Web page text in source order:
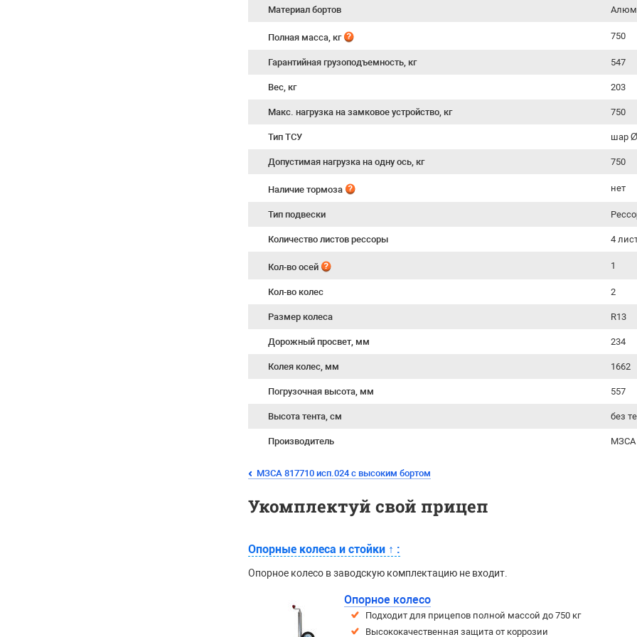
Материал бортов
Полная масса, кг 750
Гарантийная грузоподъемность, кг 547
Вес, кг 203
Макс. нагрузка на замковое устройство, кг 750
Тип ТСУ шар
Допустимая нагрузка на одну ось, кг 750
Наличие тормоза нет
Тип подвески
Количество листов рессоры 4
Кол-во осей 1
Кол-во колес 2
Размер колеса R13
Дорожный просвет, мм 234
Колея колес, мм 1662
Погрузочная высота, мм 557
Высота тента, см без
Производитель МЗСА
МЗСА 817710 исп.024 с высоким бортом
Укомплектуй свой прицеп
Опорные колеса и стойки ↑ :
Опорное колесо в заводскую комплектацию не входит.
Опорное колесо
Подходит для прицепов полной массой до 750 кг
Высококачественная защита от коррозии